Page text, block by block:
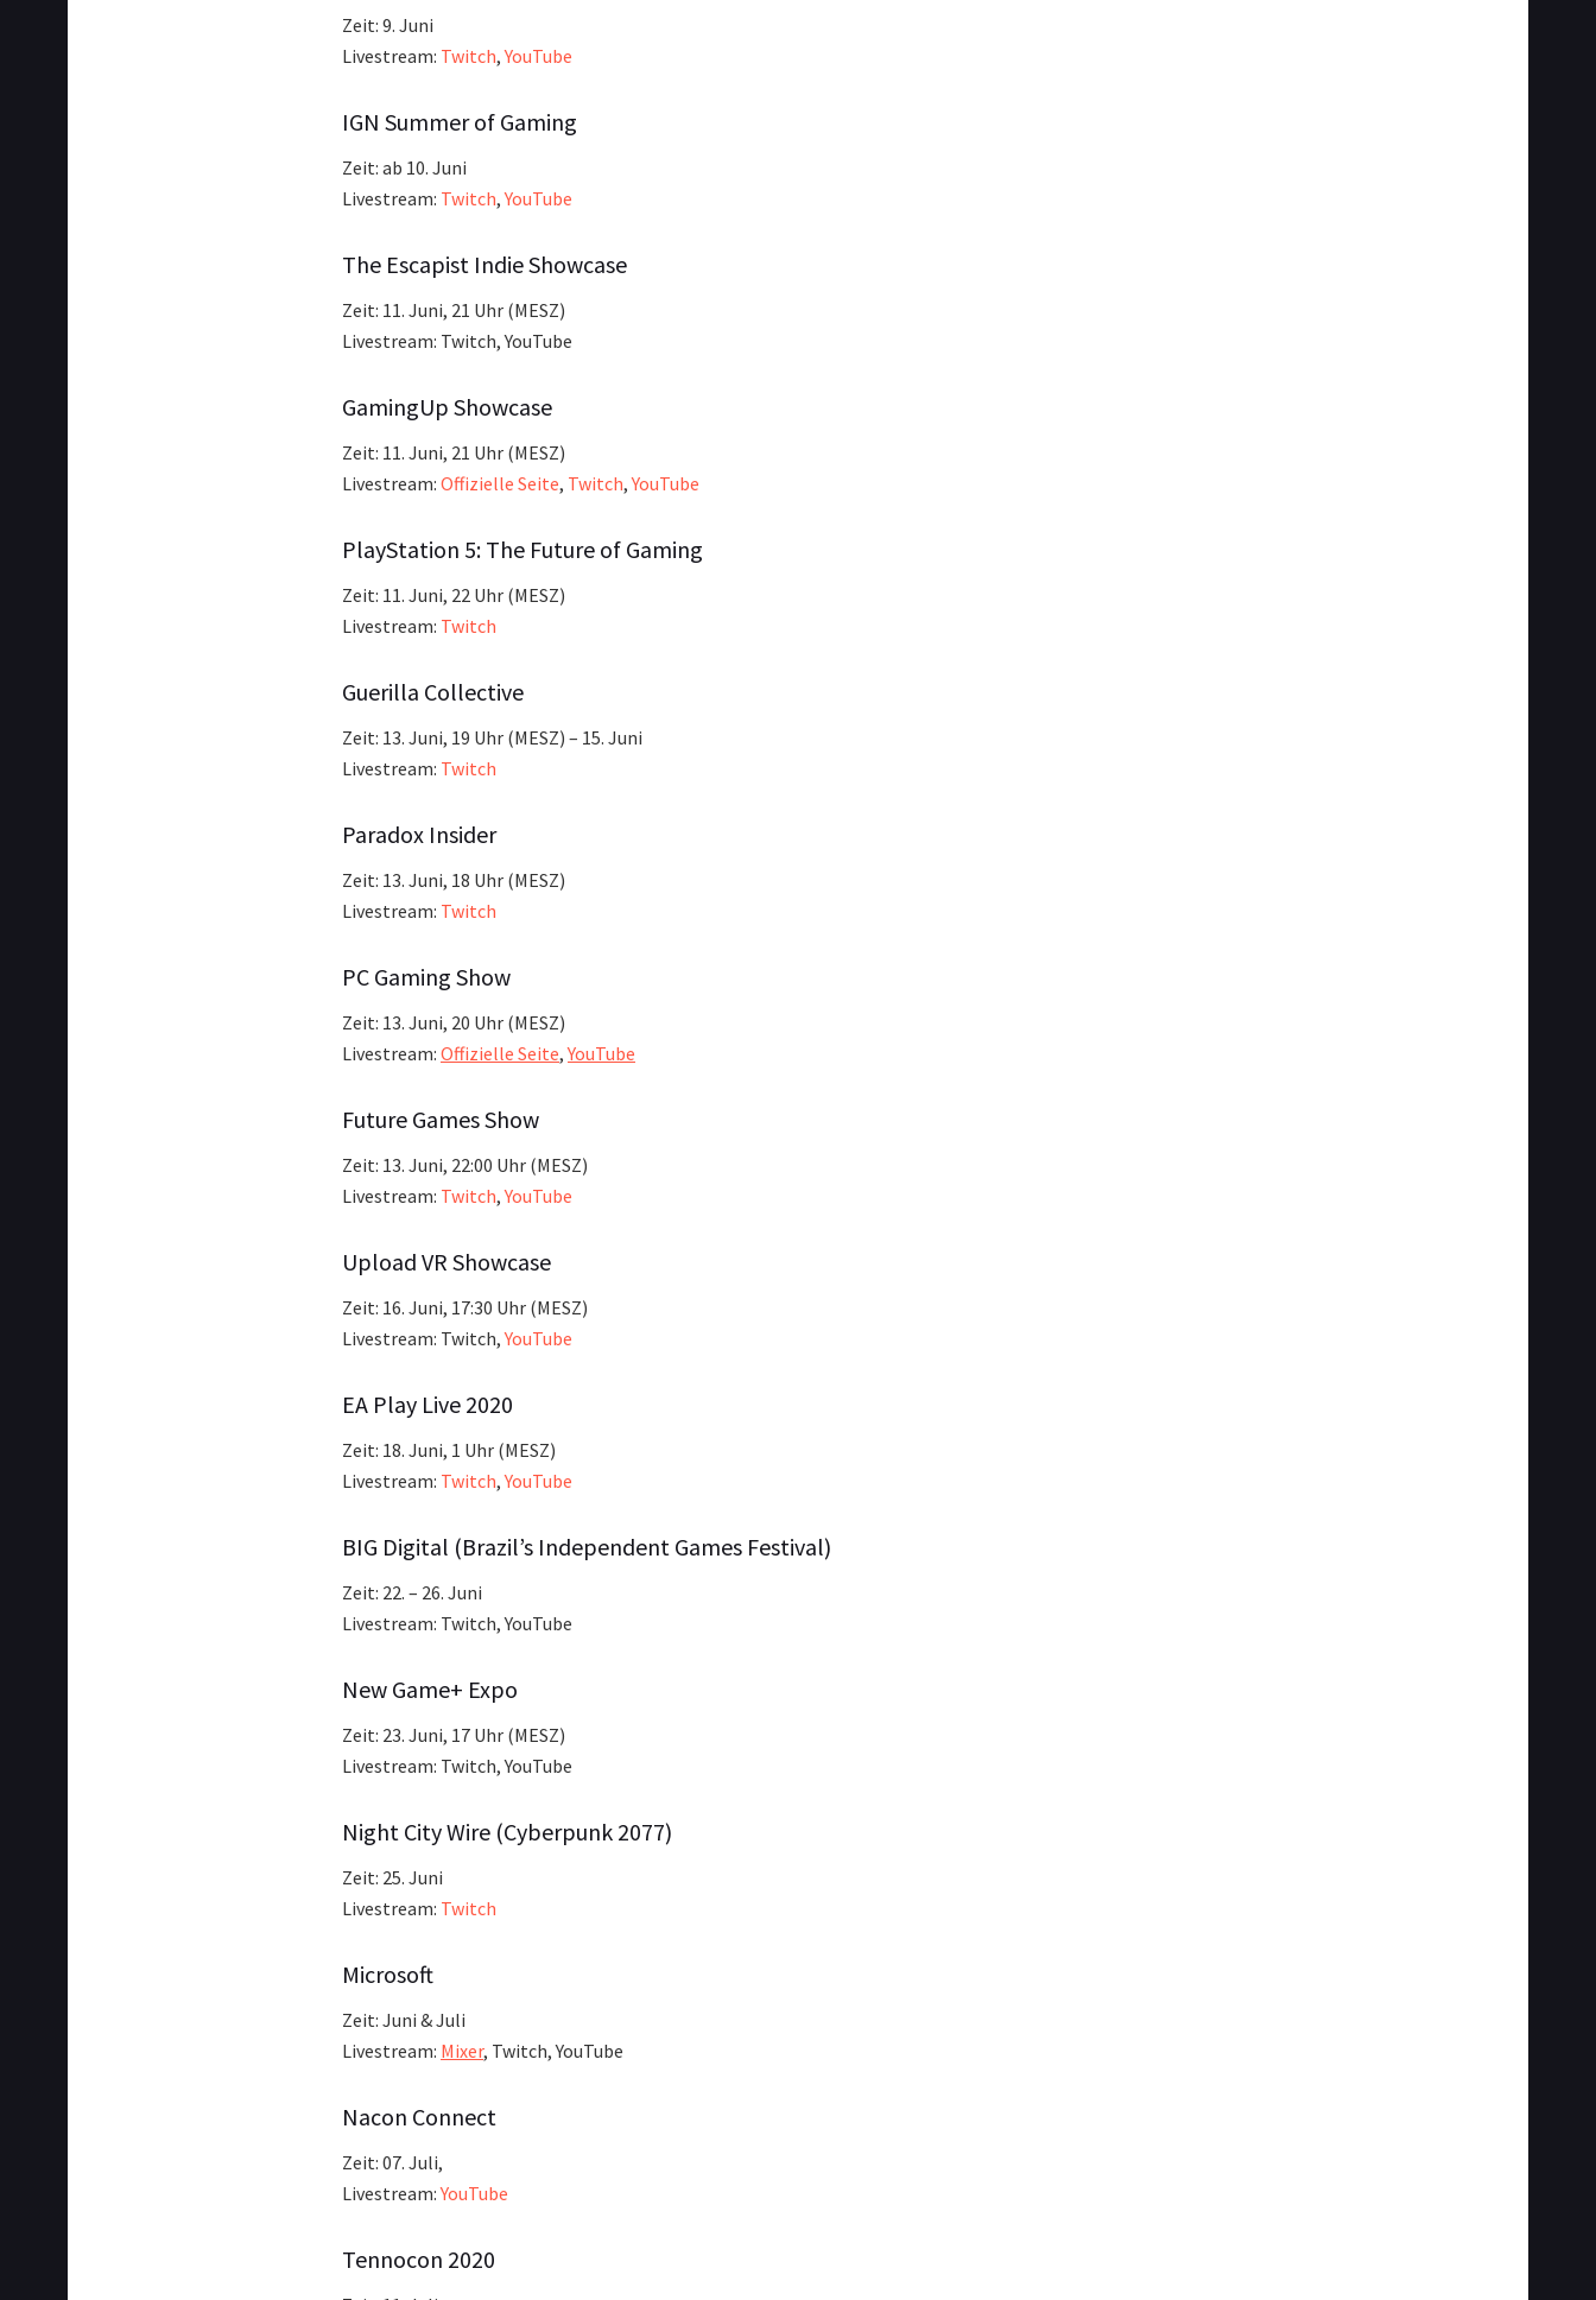
Zeit: 9. Juni
Livestream: Twitch,YouTube
IGN Summer of Gaming
Zeit: ab 10. Juni
Livestream: Twitch,YouTube
The Escapist Indie Showcase
Zeit: 11. Juni, 21 Uhr (MESZ)
Livestream: Twitch, YouTube
GamingUp Showcase
Zeit: 11. Juni, 21 Uhr (MESZ)
Livestream: Offizielle Seite, Twitch,YouTube
PlayStation 5: The Future of Gaming
Zeit: 11. Juni, 22 Uhr (MESZ)
Livestream: Twitch
Guerilla Collective
Zeit: 13. Juni, 19 Uhr (MESZ) – 15. Juni
Livestream: Twitch
Paradox Insider
Zeit: 13. Juni, 18 Uhr (MESZ)
Livestream: Twitch
PC Gaming Show
Zeit: 13. Juni, 20 Uhr (MESZ)
Livestream: Offizielle Seite,YouTube
Future Games Show
Zeit: 13. Juni, 22:00 Uhr (MESZ)
Livestream: Twitch,YouTube
Upload VR Showcase
Zeit: 16. Juni, 17:30 Uhr (MESZ)
Livestream: Twitch,YouTube
EA Play Live 2020
Zeit: 18. Juni, 1 Uhr (MESZ)
Livestream: Twitch,YouTube
BIG Digital (Brazil’s Independent Games Festival)
Zeit: 22. – 26. Juni
Livestream: Twitch, YouTube
New Game+ Expo
Zeit: 23. Juni, 17 Uhr (MESZ)
Livestream: Twitch, YouTube
Night City Wire (Cyberpunk 2077)
Zeit: 25. Juni
Livestream: Twitch
Microsoft
Zeit: Juni & Juli
Livestream: Mixer, Twitch, YouTube
Nacon Connect
Zeit: 07. Juli,
Livestream:YouTube
Tennocon 2020